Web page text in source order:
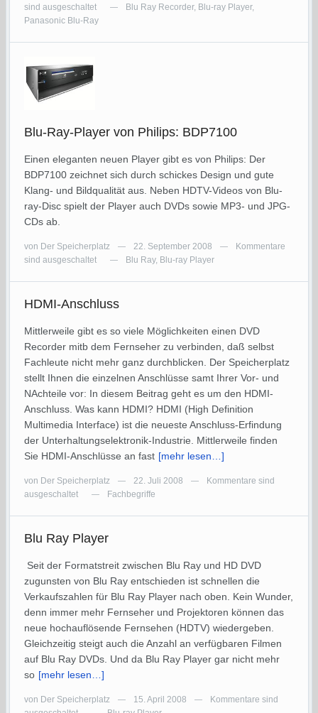
sind ausgeschaltet
— Blu Ray Recorder, Blu-ray Player,
Panasonic Blu-Ray
Blu-Ray-Player von Philips: BDP7100
Einen eleganten neuen Player gibt es von Philips: Der
BDP7100 zeichnet sich durch schickes Design und gute
Klang- und Bildqualität aus. Neben HDTV-Videos von Blu-
ray-Disc spielt der Player auch DVDs sowie MP3- und JPG-
CDs ab.
von Der Speicherplatz — 22. September 2008 —
Kommentare
sind ausgeschaltet
— Blu Ray, Blu-ray Player
HDMI-Anschluss
Mittlerweile gibt es so viele Möglichkeiten einen DVD
Recorder mitb dem Fernseher zu verbinden, daß selbst
Fachleute nicht mehr ganz durchblicken. Der Speicherplatz
stellt Ihnen die einzelnen Anschlüsse samt Ihrer Vor- und
NAchteile vor: In diesem Beitrag geht es um den HDMI-
Anschluss. Was kann HDMI? HDMI (High Definition
Multimedia Interface) ist die neueste Anschluss-Erfindung
der Unterhaltungselektronik-Industrie. Mittlerweile finden
Sie HDMI-Anschlüsse an fast [mehr lesen…]
von Der Speicherplatz — 22. Juli 2008 —
Kommentare sind
ausgeschaltet
— Fachbegriffe
Blu Ray Player
Seit der Formatstreit zwischen Blu Ray und HD DVD
zugunsten von Blu Ray entschieden ist schnellen die
Verkaufszahlen für Blu Ray Player nach oben. Kein Wunder,
denn immer mehr Fernseher und Projektoren können das
neue hochauflösende Fernsehen (HDTV) wiedergeben.
Gleichzeitig steigt auch die Anzahl an verfügbaren Filmen
auf Blu Ray DVDs. Und da Blu Ray Player gar nicht mehr
so [mehr lesen…]
von Der Speicherplatz — 15. April 2008 —
Kommentare sind